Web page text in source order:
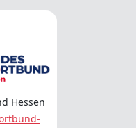
Hessen